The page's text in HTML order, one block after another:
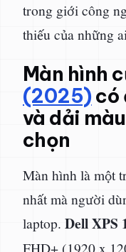
trong giới công
thiếu của những
Màn hình
(2025)có
và dải
chọn
Màn hình là một
nhất mà người
laptop. Dell XPS
FHD+ (1920 x